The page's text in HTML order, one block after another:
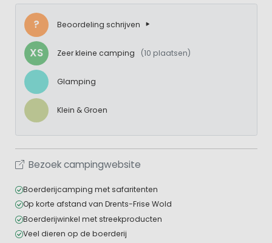
? Beoordeling schrijven
XS Zeer kleine camping (10 plaatsen)
Glamping
Klein & Groen
Bezoek campingwebsite
Boerderijcamping met safaritenten
Op korte afstand van Drents-Frise Wold
Boerderijwinkel met streekproducten
Veel dieren op de boerderij